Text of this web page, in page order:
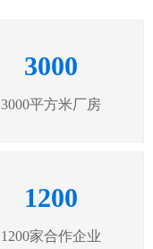
3000
3000平方米厂房
1200
1200家合作企业